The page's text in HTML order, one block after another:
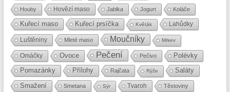
Houby Hovězí maso Jablka Jogurt Koláče
Kuřecí maso Kuřecí prsíčka Květák Lahůdky
Luštěniny Mleté maso Moučníky Mrkev
Omáčky Ovoce Pečení Pečivo Polévky
Pomazánky Přílohy Rajčata Rýže
Saláty
Smažení
Smetana Sýr Tvaroh Těstoviny